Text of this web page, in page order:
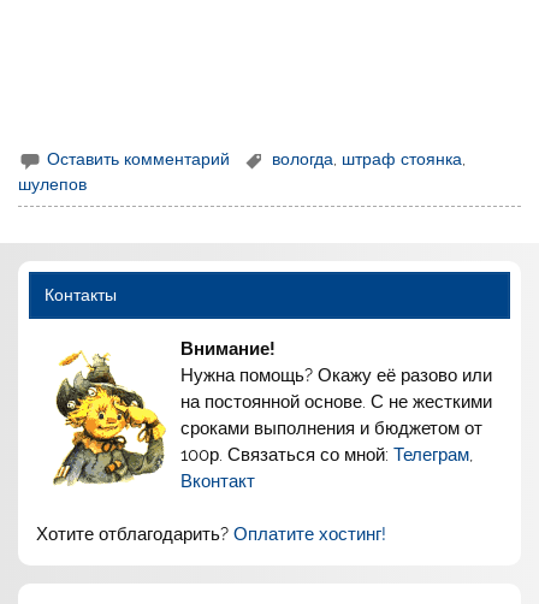
Оставить комментарий вологда штраф стоянка
шулепов
Контакты
Внимание!
Нужна помощь? Окажу её разово или
на постоянной основе. С не жесткими
сроками выполнения и бюджетом от
100р. Связаться со мной:Телеграм,
Вконтакт
Хотите отблагодарить?Оплатите хостинг!